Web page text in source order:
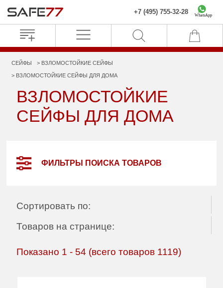
+7 (495) 755-32-28 WhatsApp
СЕЙФЫ ВЗЛОМОСТОЙКИЕ СЕЙФЫ
ВЗЛОМОСТОЙКИЕ СЕЙФЫ ДЛЯ ДОМА
ВЗЛОМОСТОЙКИЕ
СЕЙФЫ ДЛЯ ДОМА
ФИЛЬТРЫ ПОИСКА ТОВАРОВ
Сортировать по:
Товаров на странице:
Показано 1 - 54 (всего товаров 1119)